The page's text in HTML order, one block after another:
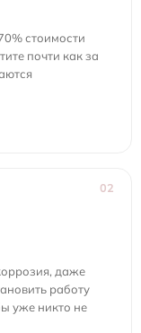
стоимости
почти как за
02
даже
работу
уже никто не